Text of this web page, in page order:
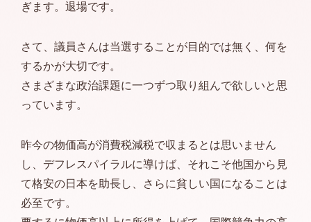
ぎます。退場です。
さて、議員さんは当選することが目的では無く、何を
するかが大切です。
さまざまな政治課題に一つずつ取り組んで欲しいと思
っています。
昨今の物価高が消費税減税で収まるとは思いません
し、デフレスパイラルに導けば、それこそ他国から見
て格安の日本を助長し、さらに貧しい国になることは
必至です。